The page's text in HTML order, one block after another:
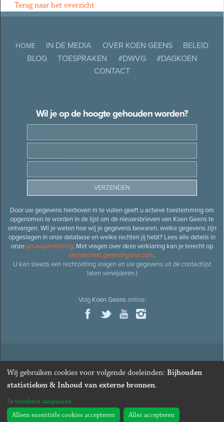
Terug naar het overzicht
HOME IN DE MEDIA OVER KOEN GEENS
BELEID
BLOG
TOESPRAKEN #DWVG
#DAGKOEN
CONTACT
Wil je op de hoogte gehouden worden?
Door uw gegevens hierboven in te vullen geeft u actieve toestemming om
opgenomen te worden in de lijst om de nieuwsbrieven van Koen Geens te
ontvangen. Wil je weten hoe wij je gegevens bewaren, welke gegevens zijn
opgeslagen in onze database en welke rechten jij hebt? Lees alle details in
onze privacyverklaring. Met vragen over deze verklaring kan je terecht op
secretariaat.geens@gmail.com.
U kan steeds een rechtzetting vragen en uw gegevens uit de contactlijst
laten verwijderen.)
Volg Koen Geensonline:
© 2026Oud-minister en ere-volksvertegenwoordiger Koen
· Alle rechten voorbehouden · Cookies wijzigen
Webdesign&website ontwikkelingdoor Zenjoy in Leuven
Wij gebruiken cookies voor volgende doeleinden: Bijhouden
statistieken & Inhoud van externe bronnen.
Je voorkeur aanpassen
Alleen essentiële cookies accepteren
Alles accepteren